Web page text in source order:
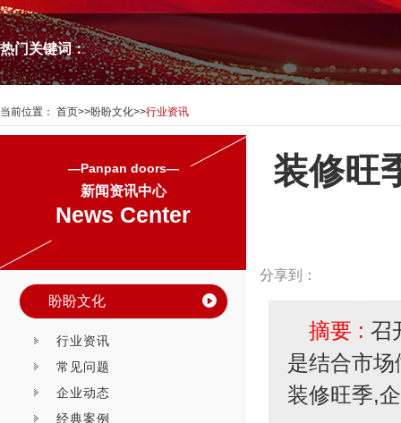
热门关键词：
当前位置： 首页>>盼盼文化>>行业资讯
—Panpan doors—
新闻资讯中心
News Center
盼盼文化
行业资讯
常见问题
企业动态
经典案例
装修旺
分享到：
摘要 : 召
是结合市
装修旺季,